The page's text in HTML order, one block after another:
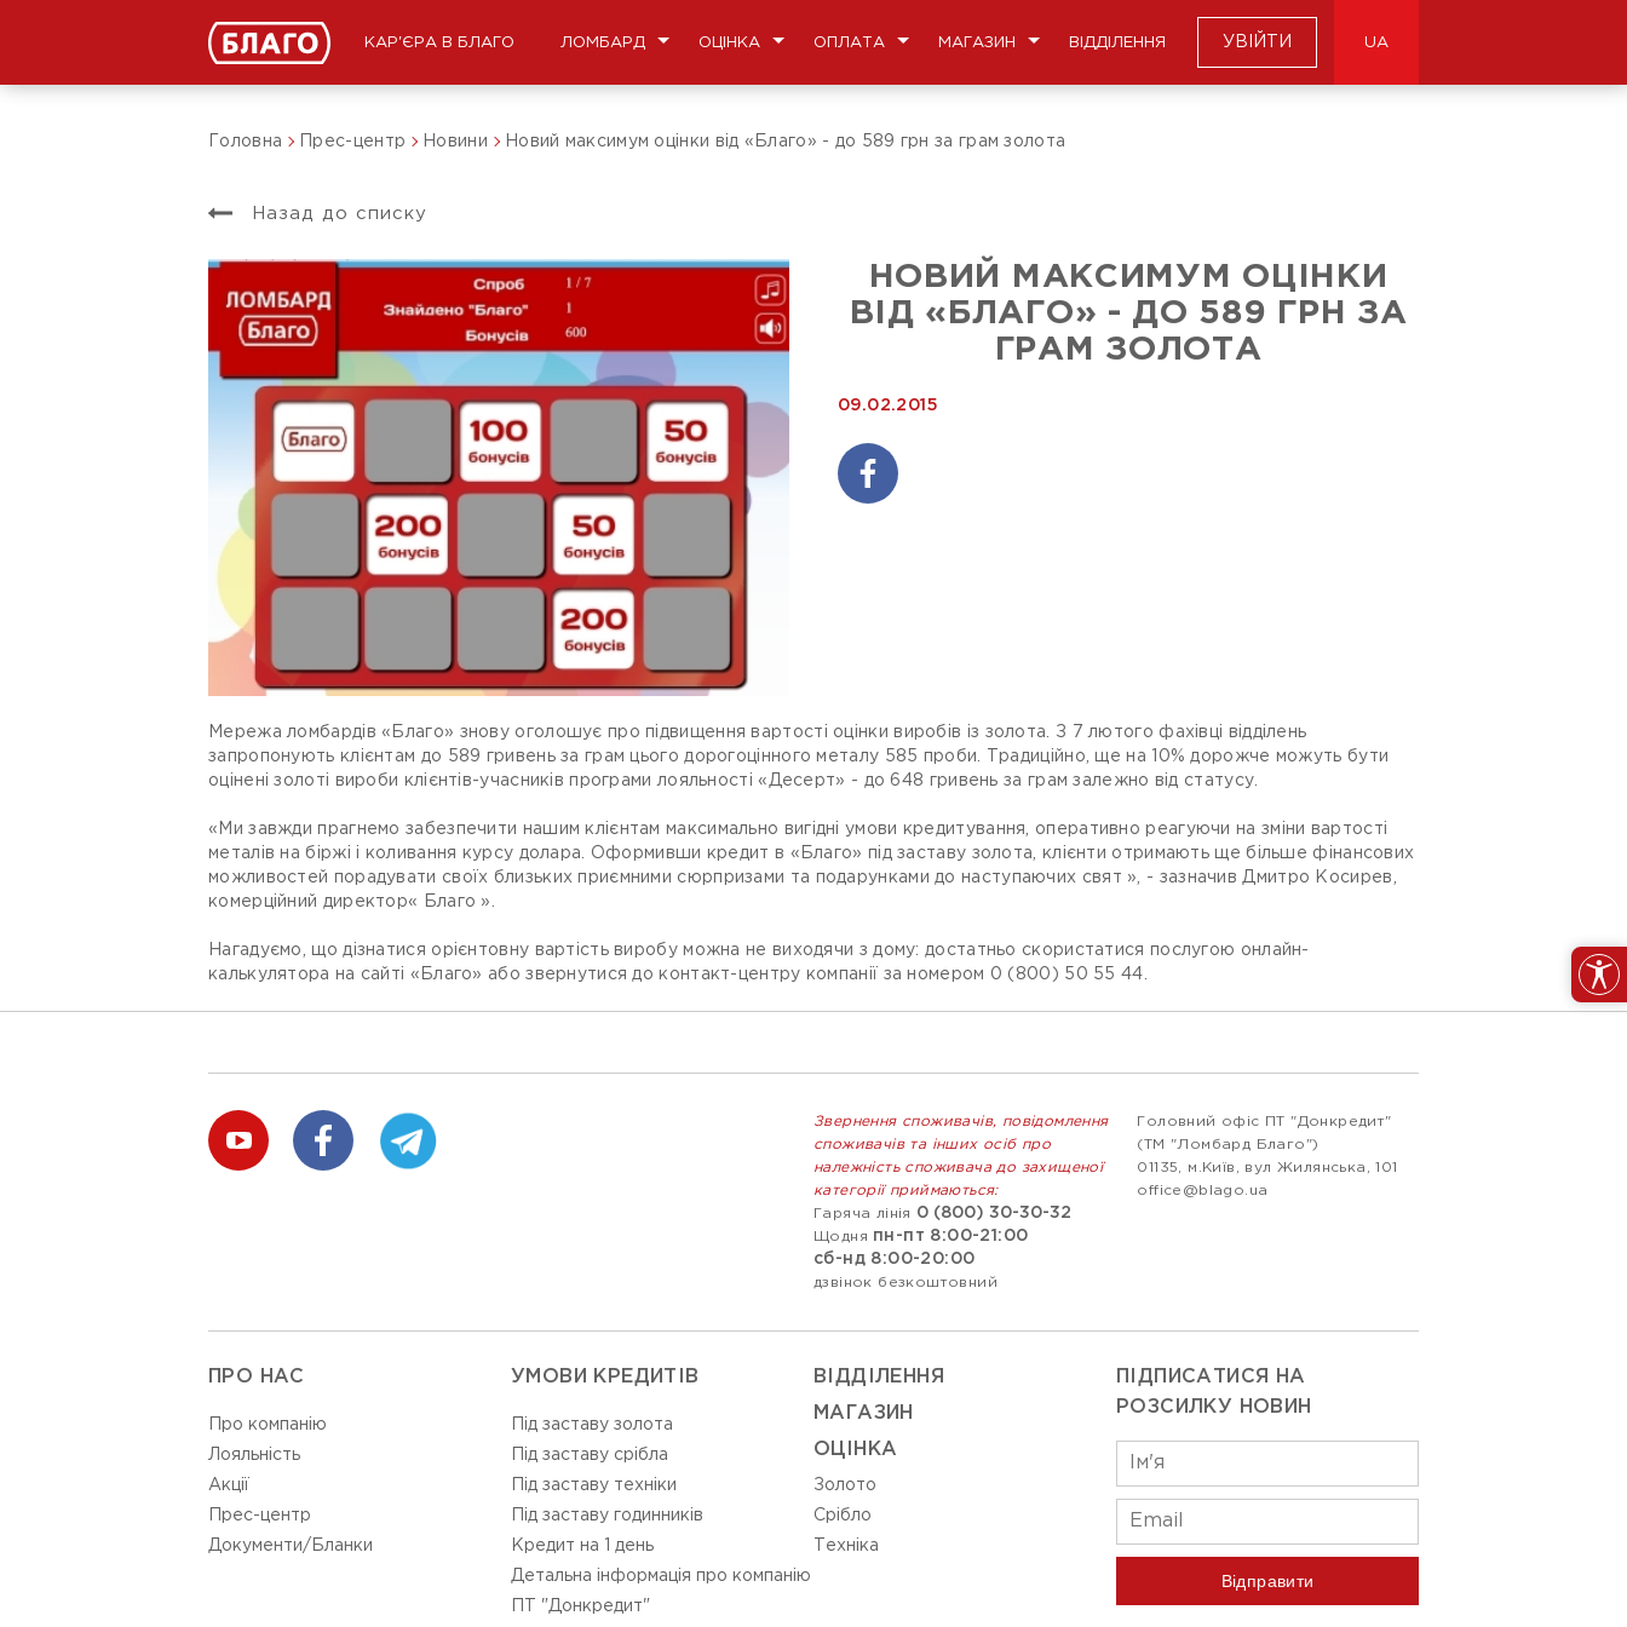
КАР'ЄРА В БЛАГО ЛОМБАРД ОЦІНКА ОПЛАТА МАГАЗИН ВІДДІЛЕННЯ УВІЙТИ UA
Головна Прес-центр Новини Новий максимум оцінки від «Благо» - до 589 грн за грам золота
Назад до списку
НОВИЙ МАКСИМУМ ОЦІНКИ
ВІД «БЛАГО» - ДО 589 ГРН ЗА
ГРАМ ЗОЛОТА
09.02.2015
Мережа ломбардів «Благо» знову оголошує про підвищення вартості оцінки виробів із золота. З 7 лютого фахівці відділень
запропонують клієнтам до 589 гривень за грам цього дорогоцінного металу 585 проби. Традиційно, ще на 10% дорожче можуть бути
оцінені золоті вироби клієнтів-учасників програми лояльності «Десерт» - до 648 гривень за грам залежно від статусу.
«Ми завжди прагнемо забезпечити нашим клієнтам максимально вигідні умови кредитування, оперативно реагуючи на зміни вартості
металів на біржі і коливання курсу долара. Оформивши кредит в «Благо» під заставу золота, клієнти отримають ще більше фінансових
можливостей порадувати своїх близьких приємними сюрпризами та подарунками до наступаючих свят », - зазначив Дмитро Косирев,
комерційний директор« Благо ».
Нагадуємо, що дізнатися орієнтовну вартість виробу можна не виходячи з дому: достатньо скористатися послугою онлайн-
калькулятора на сайті «Благо» або звернутися до контакт-центру компанії за номером 0 (800) 50 55 44.
Звернення споживачів, повідомлення
споживачів та інших осіб про
належність споживача до захищеної
категорії приймаються:
Гаряча лінія
0 (800) 30-30-32
Щодня пн-пт 8:00-21:00
сб-нд 8:00-20:00
дзвінок безкоштовний
Головний офіс ПТ "Донкредит"
(ТМ "Ломбард Благо")
01135, м.Київ, вул Жилянська, 101
office@blago.ua
ПРО НАС
Про компанію
Лояльність
Акції
Прес-центр
Документи/Бланки
УМОВИ КРЕДИТІВ
Під заставу золота
Під заставу срібла
Під заставу техніки
Під заставу годинників
Кредит на 1 день
Детальна інформація про компанію
ПТ "Донкредит"
ВIДДIЛЕННЯ
МАГАЗИН
ОЦIНКА
Золото
Срiбло
Технiка
ПІДПИСАТИСЯ НА
РОЗСИЛКУ НОВИН
Відправити